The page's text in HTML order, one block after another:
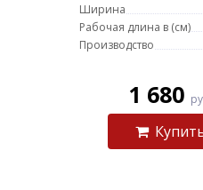
Ширина
Рабочая длина в (см)
Производство
1 680